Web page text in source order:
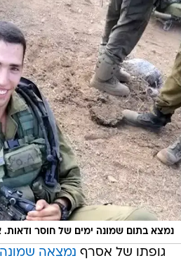
נמצא בתום שמונה ימים של חוסר ודאות.
גופתו של אסרף נמצאה